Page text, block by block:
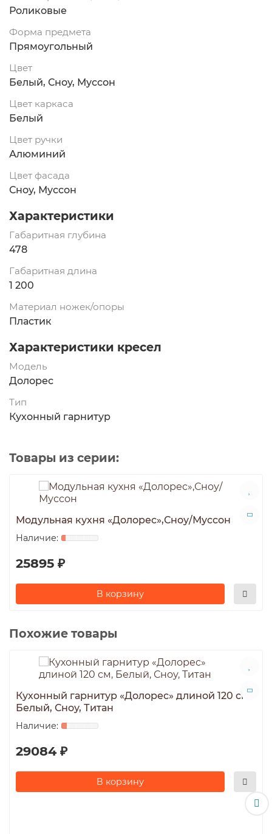
Роликовые
Форма предмета
Прямоугольный
Цвет
Белый, Сноу, Муссон
Цвет каркаса
Белый
Цвет ручки
Алюминий
Цвет фасада
Сноу, Муссон
Характеристики
Габаритная глубина
478
Габаритная длина
1 200
Материал ножек/опоры
Пластик
Характеристики кресел
Модель
Долорес
Тип
Кухонный гарнитур
Товары из серии:
Модульная кухня «Долорес»,Сноу/Муссон
25895 ₽
В корзину
Похожие товары
Кухонный гарнитур «Долорес» длиной 120 см,
Белый, Сноу, Титан
29084 ₽
В корзину